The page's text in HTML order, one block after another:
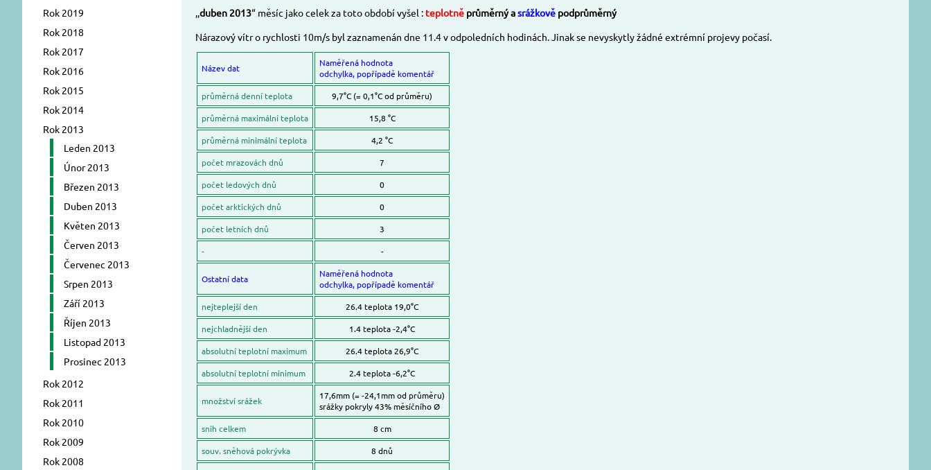
Rok 2019
Rok 2018
Rok 2017
Rok 2016
Rok 2015
Rok 2014
Rok 2013
Leden 2013
Únor 2013
Březen 2013
Duben 2013
Květen 2013
Červen 2013
Červenec 2013
Srpen 2013
Září 2013
Říjen 2013
Listopad 2013
Prosinec 2013
Rok 2012
Rok 2011
Rok 2010
Rok 2009
Rok 2008
,,duben 2013“ měsíc jako celek za toto období vyšel : teplotně průměrný asrážkově podprůměrný
Nárazový vítr o rychlosti 10m/s byl zaznamenán dne 11.4 v odpoledních hodinách. Jinak se nevyskytly žádné extrémní projevy počasí.
Název dat
Naměřená hodnota
odchylka, popřípadě komentář
průměrná denní teplota
9,7°C (= 0,1°C od průměru)
průměrná maximální teplota
15,8 °C
průměrná minimální teplota
4,2 °C
počet mrazovách dnů
7
počet ledových dnů
0
počet arktických dnů
0
počet letních dnů
3
-
-
Ostatní data
Naměřená hodnota
odchylka, popřípadě komentář
nejteplejší den
26.4 teplota 19,0°C
nejchladnější den
1.4 teplota -2,4°C
absolutní teplotní maximum
26.4 teplota 26,9°C
absolutní teplotní minimum
2.4 teplota -6,2°C
množství srážek
17,6mm (= -24,1mm od průměru)
srážky pokryly 43% měsíčního Ø
snih celkem
8 cm
souv. sněhová pokrývka
8 dnů